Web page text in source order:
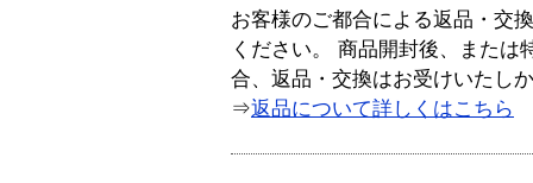
お客様のご都合による返品・交
ください。 商品開封後、または
合、返品・交換はお受けいたし
⇒返品について詳しくはこちら